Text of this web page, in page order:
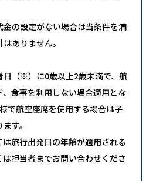
の設定がない場合は当条件を満
ありません。
日（※）に0歳以上2歳未満で、航
食事を利用しない場合適用とな
で航空座席を使用する場合は子
す。
旅行出発日の年齢が適用される
担当者までお問い合わせくださ